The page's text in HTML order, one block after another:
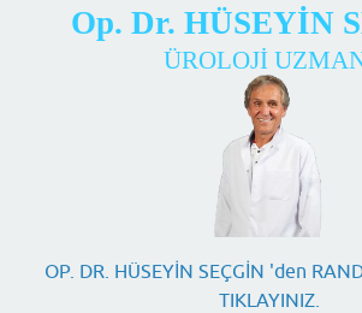
Op. Dr. HÜSEYİN
ÜROLOJİ
OP. DR. HÜSEYİN SEÇGİN 'den
TIKLAYINIZ.